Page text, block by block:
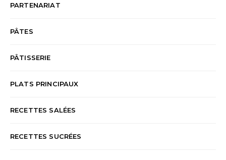
PARTENARIAT
PÂTES
PÂTISSERIE
PLATS PRINCIPAUX
RECETTES SALÉES
RECETTES SUCRÉES